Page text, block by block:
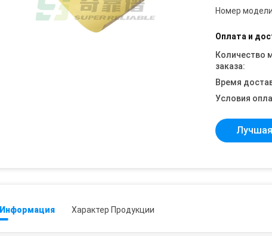
Номер
Оплата и
Количество
заказа:
Время
Условия
Характер Продукции